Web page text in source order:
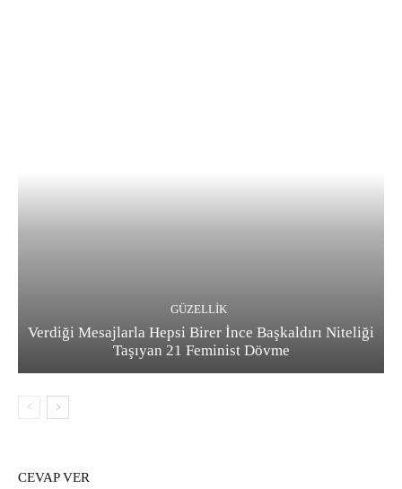
GÜZELLIK
Verdiği Mesajlarla Hepsi Birer İnce Başkaldırı Niteliği
Taşıyan 21 Feminist Dövme
CEVAP VER